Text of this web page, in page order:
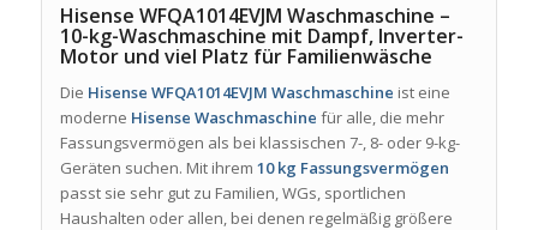
Hisense WFQA1014EVJM Waschmaschine –
10-kg-Waschmaschine mit Dampf, Inverter-
Motor und viel Platz für Familienwäsche
Die Hisense WFQA1014EVJM Waschmaschine ist eine
moderne Hisense Waschmaschine für alle, die mehr
Fassungsvermögen als bei klassischen 7-, 8- oder 9-kg-
Geräten suchen. Mit ihrem 10 kg Fassungsvermögen
passt sie sehr gut zu Familien, WGs, sportlichen
Haushalten oder allen, bei denen regelmäßig größere